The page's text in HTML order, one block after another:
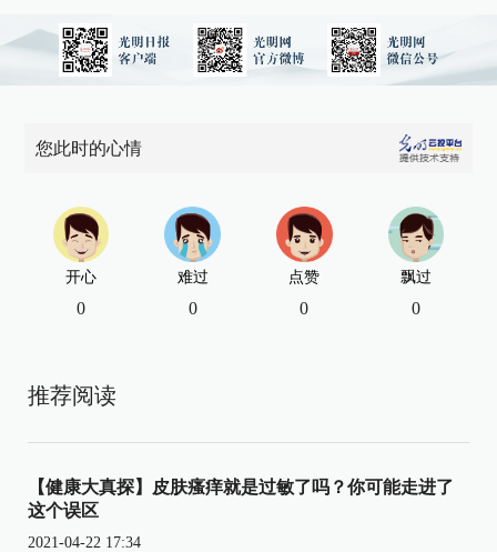
您此时的心情
开心
0
难过
0
点赞
0
飘过
0
推荐阅读
【健康大真探】皮肤瘙痒就是过敏了吗？你可能走进了
这个误区
2021-04-22 17:34